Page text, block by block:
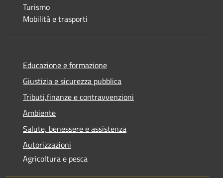
Turismo
Mobilità e trasporti
Educazione e formazione
Giustizia e sicurezza pubblica
Tributi,finanze e contravvenzioni
Ambiente
Salute, benessere e assistenza
Autorizzazioni
Agricoltura e pesca